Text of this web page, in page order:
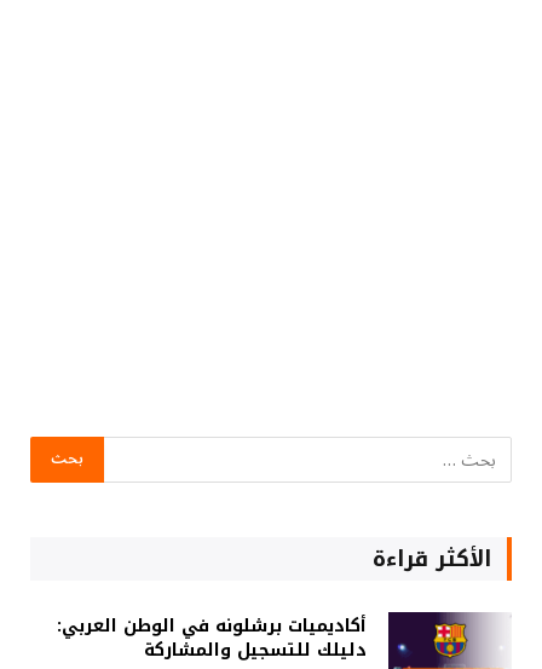
الأكثر قراءة
أكاديميات برشلونه في الوطن العربي:
دليلك للتسجيل والمشاركة